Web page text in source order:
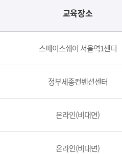
교육장소
스페이스쉐어 서울역1센터
정부세종컨벤션센터
온라인(비대면)
온라인(비대면)